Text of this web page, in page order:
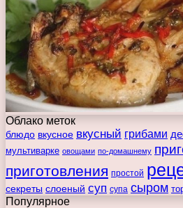
Облако меток
блюдо вкусное вкусный грибами
мультиварке овощами по-домашнему
приготовления простой
секреты слоеный суп супа сыром
Популярное